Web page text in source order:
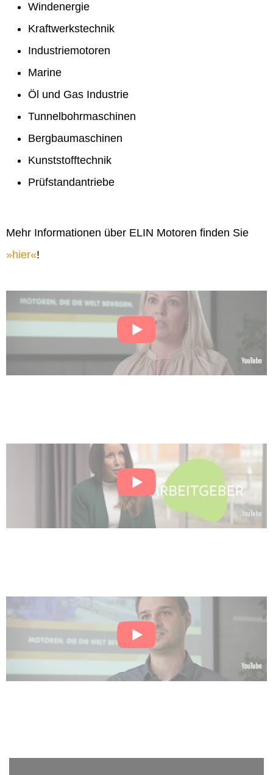
Windenergie
Kraftwerkstechnik
Industriemotoren
Marine
Öl und Gas Industrie
Tunnelbohrmaschinen
Bergbaumaschinen
Kunststofftechnik
Prüfstandantriebe
Mehr Informationen über ELIN Motoren finden Sie
hier !